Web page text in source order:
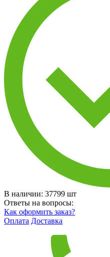
В наличии: 37799 шт
Ответы на вопросы:
Как оформить заказ?
Оплата Доставка